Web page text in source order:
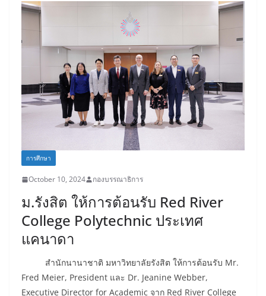
การศึกษา
October 10, 2024 กองบรรณาธิการ
ม.รังสิต ให้การต้อนรับ Red River
College Polytechnic ประเทศ
แคนาดา
สำนักนานาชาติ มหาวิทยาลัยรังสิต ให้การต้อนรับ Mr.
Fred Meier, President และ Dr. Jeanine Webber,
Executive Director for Academic จาก Red River College